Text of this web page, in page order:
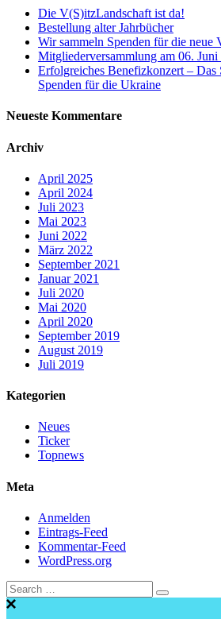
Die V(S)itzLandschaft ist da!
Bestellung alter Jahrbücher
Wir sammeln Spenden für die neue
Mitgliederversammlung am 06. Juni
Erfolgreiches Benefizkonzert – Das
Spenden für die Ukraine
Neueste Kommentare
Archiv
April 2025
April 2024
Juli 2023
Mai 2023
Juni 2022
März 2022
September 2021
Januar 2021
Juli 2020
Mai 2020
April 2020
September 2019
August 2019
Juli 2019
Kategorien
Neues
Ticker
Topnews
Meta
Anmelden
Eintrags-Feed
Kommentar-Feed
WordPress.org